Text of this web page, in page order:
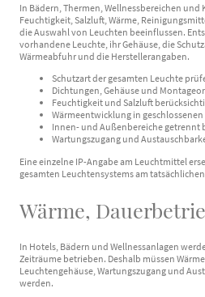
In Bädern, Thermen, Wellnessbereichen
Feuchtigkeit, Salzluft, Wärme,
die Auswahl von Leuchten beeinflussen.
vorhandene Leuchte, ihr Gehäuse, die
Wärmeabfuhr und die Herstellerangaben.
Schutzart der gesamten Leuchte
Dichtungen, Gehäuse und
Feuchtigkeit und Salzluft
Wärmeentwicklung in
Innen- und Außenbereiche getrennt
Wartungszugang und
Eine einzelne IP-Angabe am Leuchtmittel
gesamten Leuchtensystems am
Wärme,
In Hotels, Bädern und Wellnessanlagen
Zeiträume betrieben. Deshalb müssen
Leuchtengehäuse, Wartungszugang und
werden.